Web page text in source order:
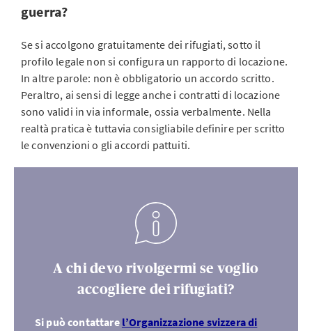
guerra?
Se si accolgono gratuitamente dei rifugiati, sotto il
profilo legale non si configura un rapporto di locazione.
In altre parole: non è obbligatorio un accordo scritto.
Peraltro, ai sensi di legge anche i contratti di locazione
sono validi in via informale, ossia verbalmente. Nella
realtà pratica è tuttavia consigliabile definire per scritto
le convenzioni o gli accordi pattuiti.
A chi devo rivolgermi se voglio
accogliere dei rifugiati?
Si può contattare l’Organizzazione svizzera di